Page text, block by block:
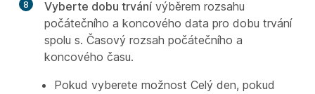
8 Vyberte dobu trvání výběrem rozsahu
počátečního a koncového data pro dobu trvání
spolu s. Časový rozsah počátečního a
koncového času.
Pokud vyberete možnost Celý den, pokud